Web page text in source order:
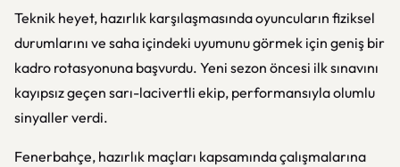
Teknik heyet, hazırlık karşılaşmasında oyuncuların fiziksel
durumlarını ve saha içindeki uyumunu görmek için geniş bir
kadro rotasyonuna başvurdu. Yeni sezon öncesi ilk sınavını
kayıpsız geçen sarı-lacivertli ekip, performansıyla olumlu
sinyaller verdi.
Fenerbahçe, hazırlık maçları kapsamında çalışmalarına